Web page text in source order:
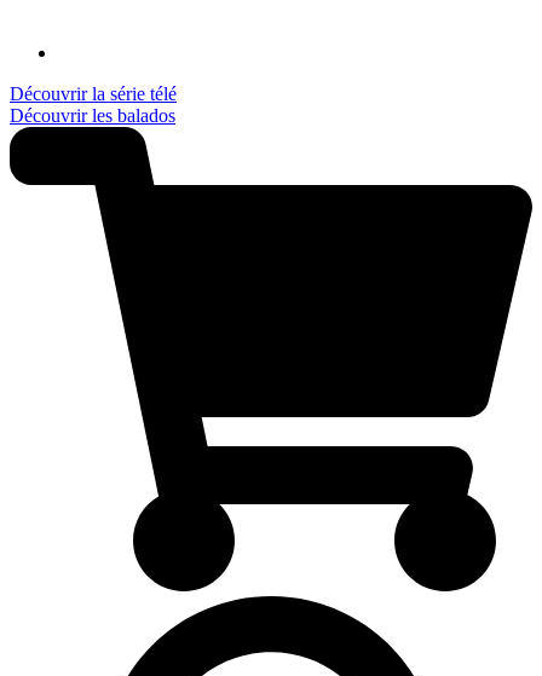
Découvrir la série télé
Découvrir les balados